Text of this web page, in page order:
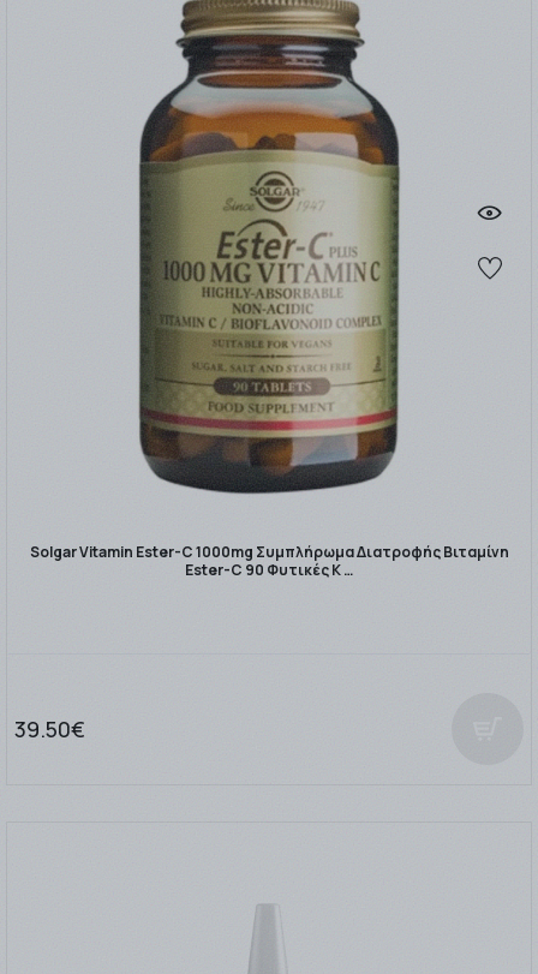
Solgar Vitamin Ester-C 1000mg Συμπλήρωμα Διατροφής Βιταμίνη
Ester-C 90 Φυτικές Κ …
39.50€